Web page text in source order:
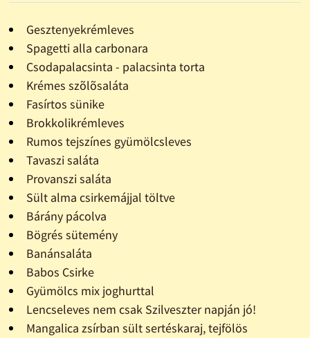
Gesztenyekrémleves
Spagetti alla carbonara
Csodapalacsinta - palacsinta torta
Krémes szõlõsaláta
Fasírtos sünike
Brokkolikrémleves
Rumos tejszínes gyümölcsleves
Tavaszi saláta
Provanszi saláta
Sült alma csirkemájjal töltve
Bárány pácolva
Bögrés sütemény
Banánsaláta
Babos Csirke
Gyümölcs mix joghurttal
Lencseleves nem csak Szilveszter napján jó!
Mangalica zsírban sült sertéskaraj, tejfölös